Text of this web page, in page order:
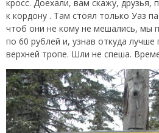
кросс. Доехали, вам скажу, друзья,
к кордону . Там стоял только Уаз
чтоб они не кому не мешались, мы
по 60 рублей и, узнав откуда
верхней тропе. Шли не спеша.